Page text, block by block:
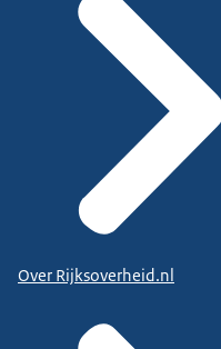
Over Rijksoverheid.nl